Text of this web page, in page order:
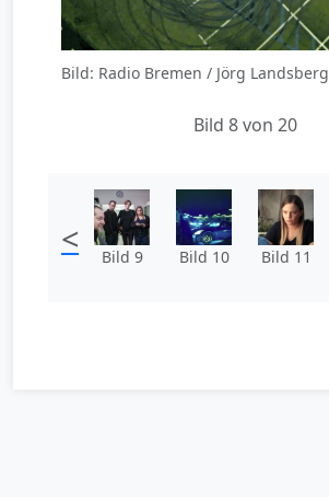
Bild: Radio Bremen / Jörg Landsberg
Bild 8 von 20
< Bild 9 Bild 10 Bild 11